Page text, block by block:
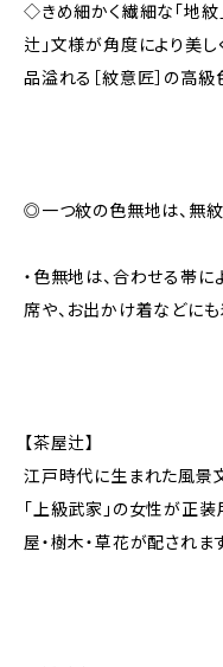
◇きめ細かく繊細な「地紋
辻」文様が角度により美
品溢れる［紋意匠］の高級
◎一つ紋の色無地は、無紋
・色無地は、合わせる帯に
席や、お出かけ着などに
【茶屋辻】
江戸時代に生まれた風景
「上級武家」の女性が正装
屋・樹木・草花が配されます